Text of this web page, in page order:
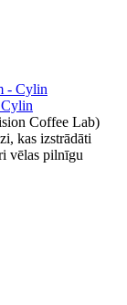
Coffee Lab)
kas izstrādāti
vēlas pilnīgu